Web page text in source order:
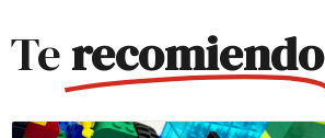
Terecomiendo